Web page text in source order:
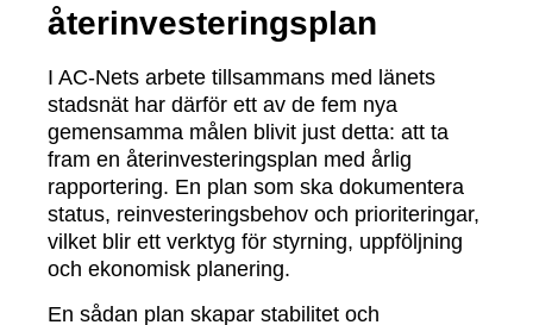
återinvesteringsplan
I AC-Nets arbete tillsammans med länets
stadsnät har därför ett av de fem nya
gemensamma målen blivit just detta: att ta
fram en återinvesteringsplan med årlig
rapportering. En plan som ska dokumentera
status, reinvesteringsbehov och prioriteringar,
vilket blir ett verktyg för styrning, uppföljning
och ekonomisk planering.
En sådan plan skapar stabilitet och